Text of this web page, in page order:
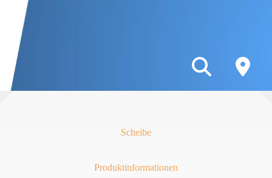
Scheibe
Produktinformationen